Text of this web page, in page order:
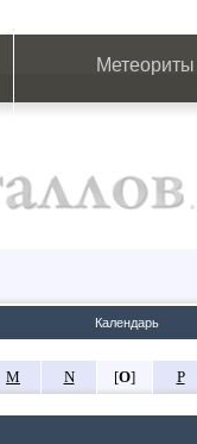
Метеориты
Календарь
M N [O] P